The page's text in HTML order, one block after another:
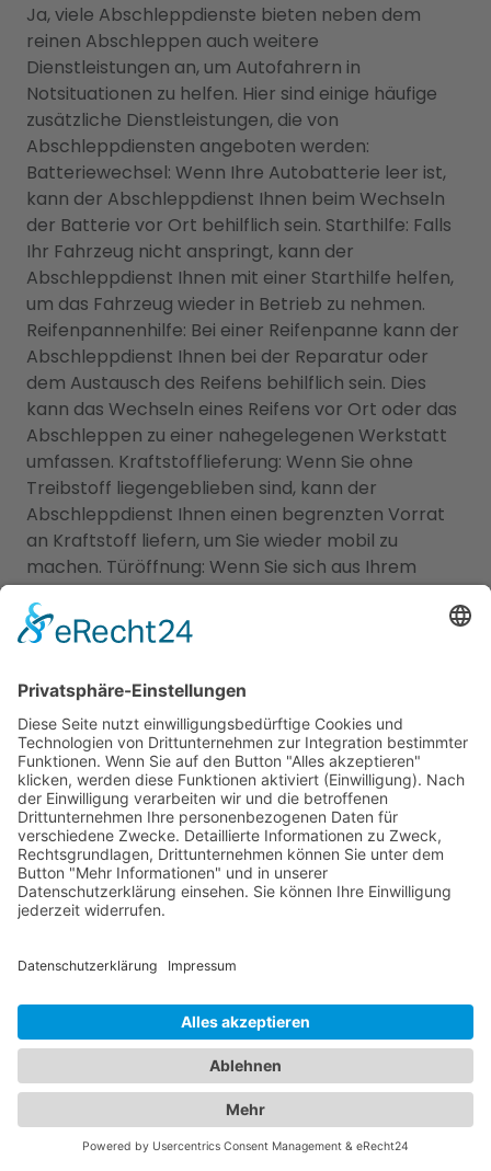
Ja, viele Abschleppdienste bieten neben dem
reinen Abschleppen auch weitere
Dienstleistungen an, um Autofahrern in
Notsituationen zu helfen. Hier sind einige häufige
zusätzliche Dienstleistungen, die von
Abschleppdiensten angeboten werden:
Batteriewechsel: Wenn Ihre Autobatterie leer ist,
kann der Abschleppdienst Ihnen beim Wechseln
der Batterie vor Ort behilflich sein. Starthilfe: Falls
Ihr Fahrzeug nicht anspringt, kann der
Abschleppdienst Ihnen mit einer Starthilfe helfen,
um das Fahrzeug wieder in Betrieb zu nehmen.
Reifenpannenhilfe: Bei einer Reifenpanne kann der
Abschleppdienst Ihnen bei der Reparatur oder
dem Austausch des Reifens behilflich sein. Dies
kann das Wechseln eines Reifens vor Ort oder das
Abschleppen zu einer nahegelegenen Werkstatt
umfassen. Kraftstofflieferung: Wenn Sie ohne
Treibstoff liegengeblieben sind, kann der
Abschleppdienst Ihnen einen begrenzten Vorrat
an Kraftstoff liefern, um Sie wieder mobil zu
machen. Türöffnung: Wenn Sie sich aus Ihrem
Fahrzeug ausgesperrt haben, kann der
Abschleppdienst Ihnen bei der Türöffnung helfen,
um wieder Zugang zu Ihrem Fahrzeug zu erhalten.
Abschleppdienste diese zusätzlichen
Dienstleistungen anbieten. Informieren Sie sich
daher im Voraus bei einem Abschleppdienst über
die verfügbaren Serviceleistungen, um
sicherzustellen, dass sie Ihren spezifischen
Bedürfnissen entsprechen.
Von Abschleppdiensten bis zu
komfortablen Unterkünften:
einem Ort
In unserem umfassenden Branchenportal finden
Sie nicht nur alle Informationen rund um
zuverlässige Abschleppdienste, sondern auch
detaillierte Einblicke in erstklassige Hotels. Wir
bieten Ihnen eine vielseitige Plattform, um sowohl
Ihre Mobilität im Straßenverkehr als auch Ihren